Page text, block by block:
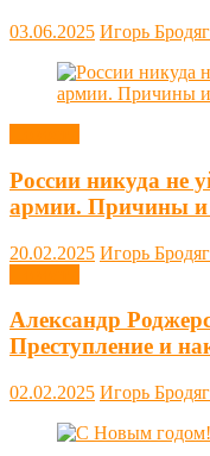
03.06.2025 Игорь
России никуда не
армии. Причины и
20.02.2025 Игорь
Александр
Преступление и
02.02.2025 Игорь